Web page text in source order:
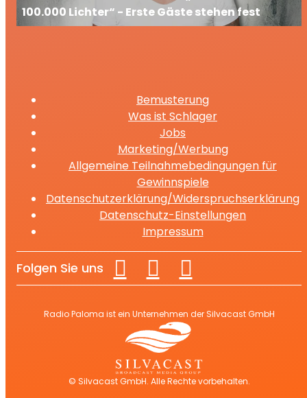
100.000 Lichter“ - Erste Gäste stehen fest
Bemusterung
Was ist Schlager
Jobs
Marketing/Werbung
Allgemeine Teilnahmebedingungen für
Gewinnspiele
Datenschutzerklärung/Widerspruchserklärung
Datenschutz-Einstellungen
Impressum
Folgen Sie uns
Radio Paloma ist ein Unternehmen der Silvacast GmbH
© Silvacast GmbH. Alle Rechte vorbehalten.